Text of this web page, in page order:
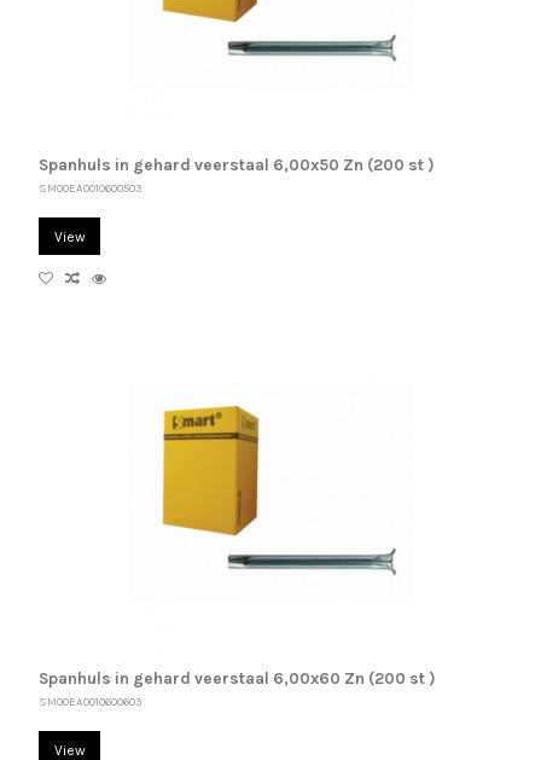
Spanhuls in gehard veerstaal 6,00x50 Zn (200 st )
SM00EA0010600503
View
Spanhuls in gehard veerstaal 6,00x60 Zn (200 st )
SM00EA0010600603
View